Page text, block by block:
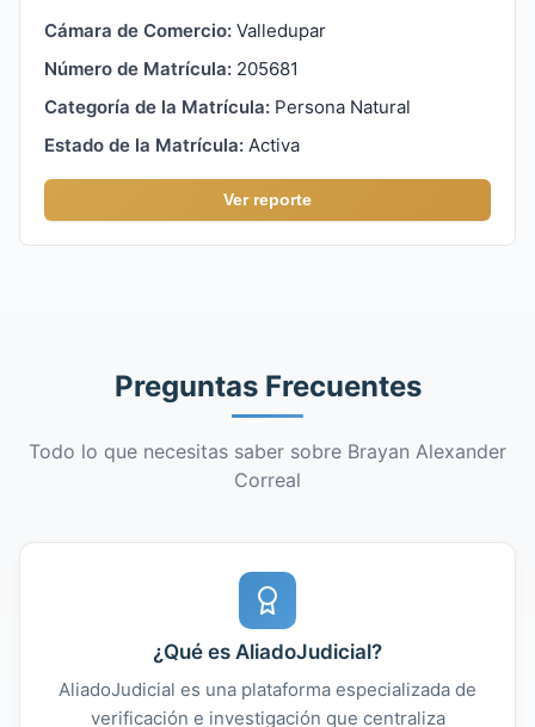
Cámara de Comercio: Valledupar
Número de Matrícula: 205681
Categoría de la Matrícula: Persona Natural
Estado de la Matrícula: Activa
Ver reporte
Preguntas Frecuentes
Todo lo que necesitas saber sobre Brayan Alexander
Correal
¿Qué es AliadoJudicial?
AliadoJudicial es una plataforma especializada de
verificación e investigación que centraliza